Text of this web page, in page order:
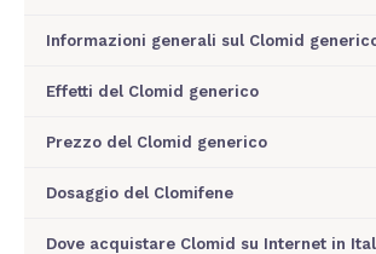
Informazioni generali sul Clomid
Effetti del Clomid generico
Prezzo del Clomid generico
Dosaggio del Clomifene
Dove acquistare Clomid su Internet in